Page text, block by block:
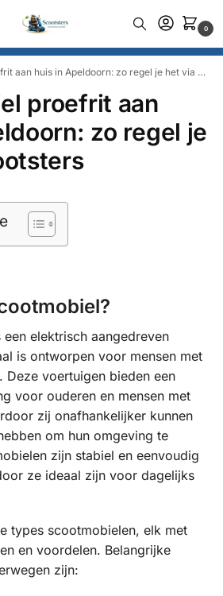
0
huis in Apeldoorn: zo regel je het via Scootsters
proefrit aan
zo regel je
elektrisch aangedreven
is ontworpen voor mensen met
. Deze voertuigen bieden een
voor ouderen en mensen met
zij onafhankelijker kunnen
om hun omgeving te
zijn stabiel en eenvoudig
ze ideaal zijn voor dagelijks
types scootmobielen, elk met
en voordelen. Belangrijke
zijn: